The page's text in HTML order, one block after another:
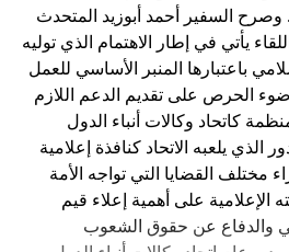
وصرح السفير أحمد أبوزيد المتحدث
يأتي في إطار الاهتمام الذي توليه
باعتبارها المنبر الأساسي للعمل
الحرص على تقديم الدعم اللازم
كاتحاد وكالات أنباء الدول
الذي يلعبه الاتحاد كنافذة إعلامية
القضايا التي تواجه الأمة
الإعلامية على أهمية إعلاء قيم
والدفاع عن حقوق الشعوب